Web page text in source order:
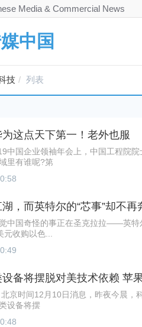
Media & Commercial News
中国
技 列表
这点天下第一！老外也服
中国企业领袖年会上，中国工程院
里有谁呢?第
，而英特尔的“芯事”却不再
中国奇怪的事正在圣克拉拉——英特
收购以色...
备将摆脱对美技术依赖 苹
京时间12月10日消息，昨夜今晨，
设备将摆